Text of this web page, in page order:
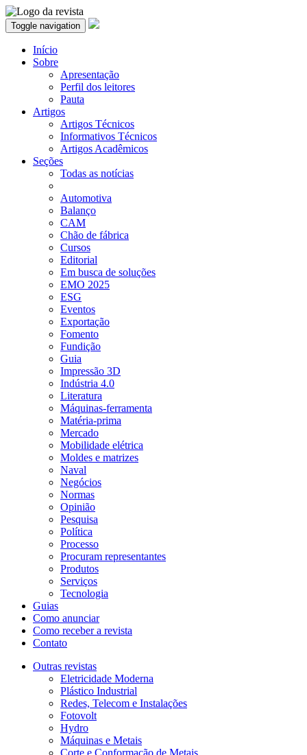
Toggle navigation
Início
Sobre
Apresentação
Perfil dos leitores
Pauta
Artigos
Artigos Técnicos
Informativos Técnicos
Artigos Acadêmicos
Seções
Todas as notícias
Automotiva
Balanço
CAM
Chão de fábrica
Cursos
Editorial
Em busca de soluções
EMO 2025
ESG
Eventos
Exportação
Fomento
Fundição
Guia
Impressão 3D
Indústria 4.0
Literatura
Máquinas-ferramenta
Matéria-prima
Mercado
Mobilidade elétrica
Moldes e matrizes
Naval
Negócios
Normas
Opinião
Pesquisa
Política
Processo
Procuram representantes
Produtos
Serviços
Tecnologia
Guias
Como anunciar
Como receber a revista
Contato
Outras revistas
Eletricidade Moderna
Plástico Industrial
Redes, Telecom e Instalações
Fotovolt
Hydro
Máquinas e Metais
Corte e Conformação de Metais